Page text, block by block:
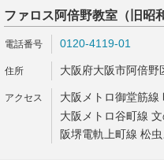
ファロス阿倍野教室（旧昭
0120-4119-01
大阪府大阪市阿倍
大阪メトロ御堂筋
大阪メトロ谷町線
阪堺電軌上町線 松